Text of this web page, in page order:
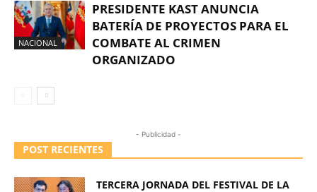
NACIONAL
PRESIDENTE KAST ANUNCIA
BATERÍA DE PROYECTOS PARA EL
COMBATE AL CRIMEN
ORGANIZADO
- Publicidad -
POST RECIENTES
TERCERA JORNADA DEL FESTIVAL DE LA